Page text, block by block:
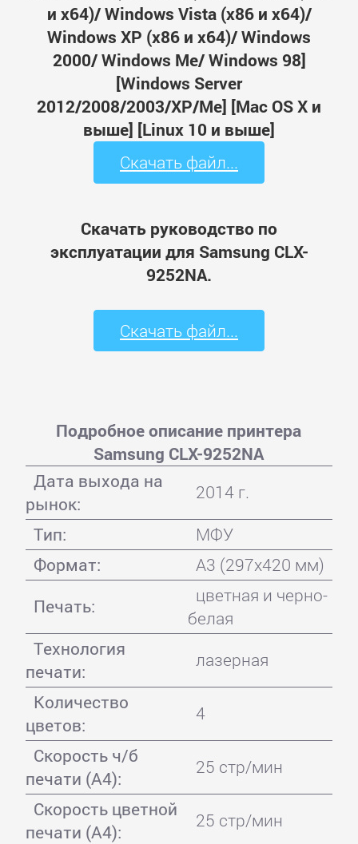
и x64)/ Windows Vista (x86 и x64)/
Windows XP (x86 и x64)/ Windows
2000/ Windows Me/ Windows 98]
[Windows Server
2012/2008/2003/XP/Me] [Mac OS X и
выше] [Linux 10 и выше]
Скачать файл...
Скачать руководство по
эксплуатации для Samsung CLX-
9252NA.
Скачать файл...
Подробное описание принтера
Samsung CLX-9252NA
Дата выхода на
рынок:
2014 г.
Тип:
МФУ
Формат:
A3 (297x420 мм)
Печать:
цветная и черно-
белая
Технология
печати:
лазерная
Количество
цветов:
4
Скорость ч/б
печати (А4):
25 стр/мин
Скорость цветной
печати (А4):
25 стр/мин